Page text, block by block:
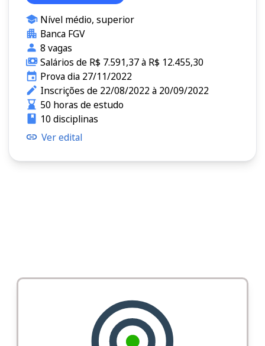
Nível médio, superior
Banca FGV
8 vagas
Salários de R$ 7.591,37 à R$ 12.455,30
Prova dia 27/11/2022
Inscrições de 22/08/2022 à 20/09/2022
50 horas de estudo
10 disciplinas
Ver edital